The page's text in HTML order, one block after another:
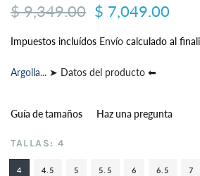
$ 9,349.00 $ 7,049.00
Impuestos incluídos Envío calculado al
Argolla... ➤ Datos del producto ⬅
Guía de tamaños Haz una pregunta
TALLAS: 4
4 4.5 5 5.5 6 6.5 7